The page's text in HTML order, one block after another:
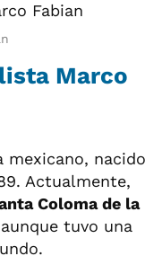
Marco
mexicano, nacido
Actualmente,
Coloma de la
tuvo una